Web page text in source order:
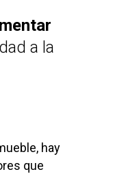
a la
hay
que